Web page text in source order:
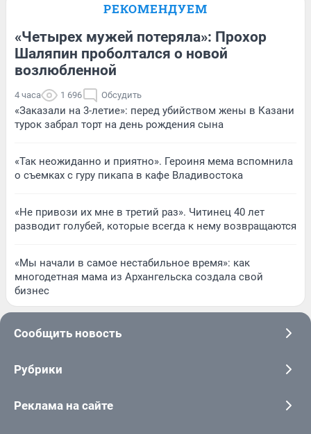
РЕКОМЕНДУЕМ
«Четырех мужей потеряла»: Прохор
Шаляпин проболтался о новой
возлюбленной
4 часа 1 696 Обсудить
«Заказали на 3-летие»: перед убийством жены в Казани
турок забрал торт на день рождения сына
«Так неожиданно и приятно». Героиня мема вспомнила
о съемках с гуру пикапа в кафе Владивостока
«Не привози их мне в третий раз». Читинец 40 лет
разводит голубей, которые всегда к нему возвращаются
«Мы начали в самое нестабильное время»: как
многодетная мама из Архангельска создала свой
бизнес
Сообщить новость
Рубрики
Реклама на сайте